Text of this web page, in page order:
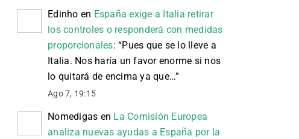
Edinho en España exige a Italia retirar
los controles o responderá con medidas
proporcionales: “Pues que se lo lleve a
Italia. Nos haría un favor enorme si nos
lo quitará de encima ya que…”
Ago 7, 19:15
Nomedigas en La Comisión Europea
analiza nuevas ayudas a España por la